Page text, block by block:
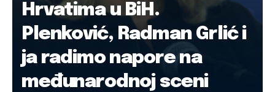
Hrvatima u BiH.
Plenković, Radman Grlić i
ja radimo napore na
međunarodnoj sceni